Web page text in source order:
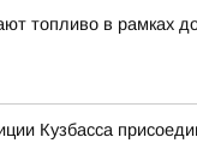
топливо в рамках
Кузбасса